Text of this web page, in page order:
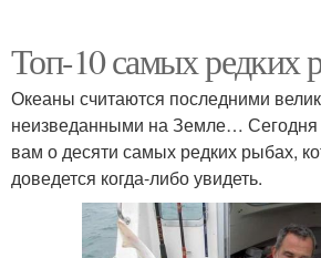
Топ-10 самых редких
Океаны считаются последними
неизведанными на Земле… Сегодня
вам о десяти самых редких рыбах,
доведется когда-либо увидеть.